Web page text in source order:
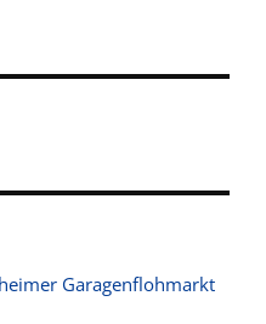
Garagenflohmarkt